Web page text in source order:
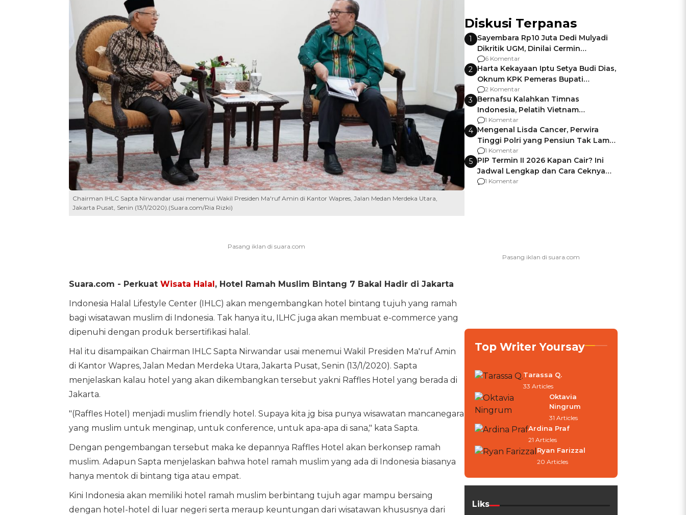
Chairman IHLC Sapta Nirwandar usai menemui Wakil Presiden Ma'ruf Amin di Kantor Wapres, Jalan Medan Merdeka Utara,
Jakarta Pusat, Senin (13/1/2020).(Suara.com/Ria Rizki)
Suara.com - Perkuat Wisata Halal, Hotel Ramah Muslim Bintang 7 Bakal Hadir di Jakarta
Indonesia Halal Lifestyle Center (IHLC) akan mengembangkan hotel bintang tujuh yang ramah
bagi wisatawan muslim di Indonesia. Tak hanya itu, ILHC juga akan membuat e-commerce yang
dipenuhi dengan produk bersertifikasi halal.
Hal itu disampaikan Chairman IHLC Sapta Nirwandar usai menemui Wakil Presiden Ma'ruf Amin
di Kantor Wapres, Jalan Medan Merdeka Utara, Jakarta Pusat, Senin (13/1/2020). Sapta
menjelaskan kalau hotel yang akan dikembangkan tersebut yakni Raffles Hotel yang berada di
Jakarta.
"(Raffles Hotel) menjadi muslim friendly hotel. Supaya kita jg bisa punya wisawatan mancanegara
yang muslim untuk menginap, untuk conference, untuk apa-apa di sana," kata Sapta.
Dengan pengembangan tersebut maka ke depannya Raffles Hotel akan berkonsep ramah
muslim. Adapun Sapta menjelaskan bahwa hotel ramah muslim yang ada di Indonesia biasanya
hanya mentok di bintang tiga atau empat.
Kini Indonesia akan memiliki hotel ramah muslim berbintang tujuh agar mampu bersaing
dengan hotel-hotel di luar negeri serta meraup keuntungan dari wisatawan khususnya dari
Diskusi Terpanas
1
Sayembara Rp10 Juta Dedi Mulyadi
Dikritik UGM, Dinilai Cermin
Gagalnya Negara Jamin Keamanan
6 Komentar
2 Harta Kekayaan Iptu Setya Budi Dias,
Oknum KPK Pemeras Bupati
Pemalang
2 Komentar
3 Bernafsu Kalahkan Timnas
Indonesia, Pelatih Vietnam
Berencana Pakai Jimat di Pakansari
1 Komentar
4 Mengenal Lisda Cancer, Perwira
Tinggi Polri yang Pensiun Tak Lama
Usai Jadi Brigjen
1 Komentar
5 PIP Termin II 2026 Kapan Cair? Ini
Jadwal Lengkap dan Cara Ceknya
agar Dana Tidak Hangus!
1 Komentar
Top Writer Yoursay
Tarassa Q.
33 Articles
Oktavia
Ningrum
31 Articles
Ardina Praf
21 Articles
Ryan Farizzal
20 Articles
Liks